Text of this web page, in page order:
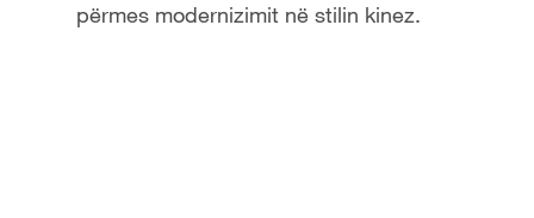
përmes modernizimit në stilin kinez.